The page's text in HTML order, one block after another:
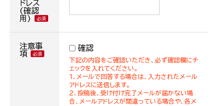
ドレス
(確認
用)
注意事
項
確認
下記の内容をご確認いただき、必ず確認欄にチ
ェックを入れてください。
１．メールで回答する場合は、入力されたメール
アドレスに送信します。
２．投稿後、受け付け完了メールが届かない場
合、メールアドレスが間違っている場合や、各メ